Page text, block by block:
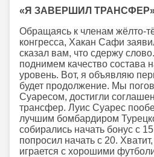
«Я ЗАВЕРШИЛ
Обращаясь к членам жёлто-
конгресса, Хакан Сафи
сказал вам, что сдержу
поднимем качество состава
уровень. Вот, я объявляю
будет продолжение. Мы
Суаресом, достигли
трансфер. Луис Суарес
лучшим бомбардиром
собирались начать бонус с
попросил начать с 20.
играется с хорошими